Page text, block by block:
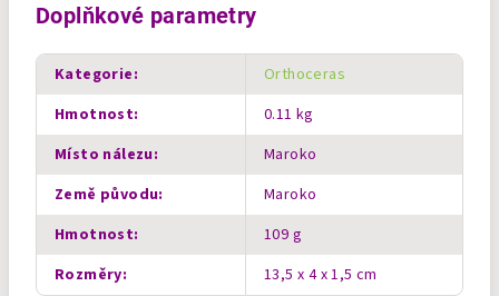
Doplňkové parametry
Kategorie:
Orthoceras
Hmotnost:
0.11 kg
Místo nálezu:
Maroko
Země původu:
Maroko
Hmotnost:
109 g
Rozměry: 13,5 x 4 x 1,5 cm